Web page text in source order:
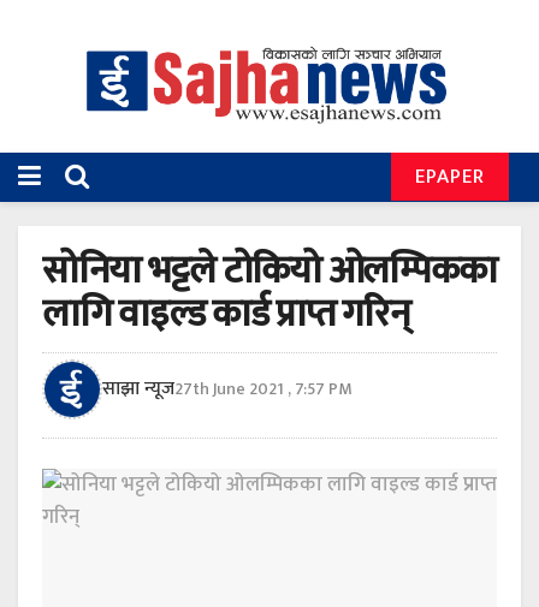
EPAPER
सोनिया भट्टले टोकियो ओलम्पिकका
लागि वाइल्ड कार्ड प्राप्त गरिन्
साझा न्यूज27th June 2021 , 7:57 PM